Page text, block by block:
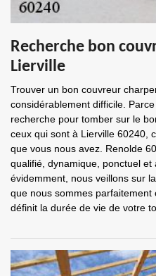
Recherche bon
Lierville
Trouver un bon couvreur
considérablement difficile.
recherche pour tomber sur le
ceux qui sont à Lierville 60240,
que vous nous avez. Renolde
qualifié, dynamique, ponctuel et
évidemment, nous veillons sur
que nous sommes
définit la durée de vie de votre